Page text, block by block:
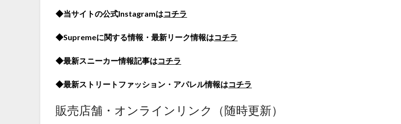
◆当サイトの公式Instagramはコチラ
◆Supremeに関する情報・最新リーク情報はコチラ
◆最新スニーカー情報記事はコチラ
◆最新ストリートファッション・アパレル情報はコチラ
販売店舗・オンラインリンク（随時更新）